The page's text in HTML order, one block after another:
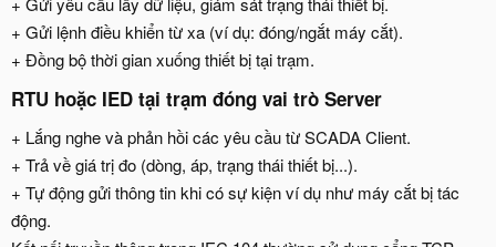
+ Gửi lệnh điều khiển từ xa (ví dụ: đóng/ngắt máy cắt).
+ Đồng bộ thời gian xuống thiết bị tại trạm.
RTU hoặc IED tại trạm đóng vai trò Server​
+ Lắng nghe và phản hồi các yêu cầu từ SCADA Client.
+ Trả về giá trị đo (dòng, áp, trạng thái thiết bị...).
+ Tự động gửi thông tin khi có sự kiện ví dụ như máy cắt bị tác
động.